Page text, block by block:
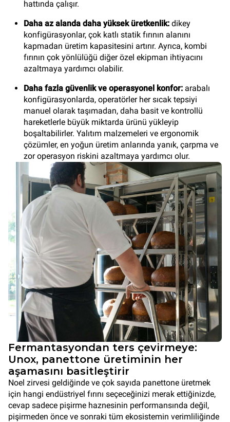
hattında çalışır.
Daha az alanda daha yüksek üretkenlik: dikey
konfigürasyonlar, çok katlı statik fırının alanını
kapmadan üretim kapasitesini artırır. Ayrıca, kombi
fırının çok yönlülüğü diğer özel ekipman ihtiyacını
azaltmaya yardımcı olabilir.
Daha fazla güvenlik ve operasyonel konfor: arabalı
konfigürasyonlarda, operatörler her sıcak tepsiyi
manuel olarak taşımadan, daha basit ve kontrollü
hareketlerle büyük miktarda ürünü yükleyip
boşaltabilirler. Yalıtım malzemeleri ve ergonomik
çözümler, en yoğun üretim anlarında yanık, çarpma ve
zor operasyon riskini azaltmaya yardımcı olur.
Fermantasyondan ters çevirmeye:
Unox, panettone üretiminin her
aşamasını basitleştirir
Noel zirvesi geldiğinde ve çok sayıda panettone üretmek
için hangi endüstriyel fırını seçeceğinizi merak ettiğinizde,
cevap sadece pişirme haznesinin performansında değil,
pişirmeden önce ve sonraki tüm ekosistemin verimliliğinde